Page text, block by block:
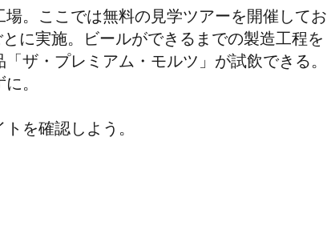
。ここでは無料の見学ツアーを開催してお
に実施。ビールができるまでの製造工程を
ザ・プレミアム・モルツ」が試飲できる。
。
を確認しよう。